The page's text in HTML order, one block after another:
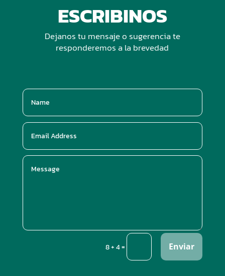
ESCRIBINOS
Dejanos tu mensaje o sugerencia te
responderemos a la brevedad
8 + 4= Enviar